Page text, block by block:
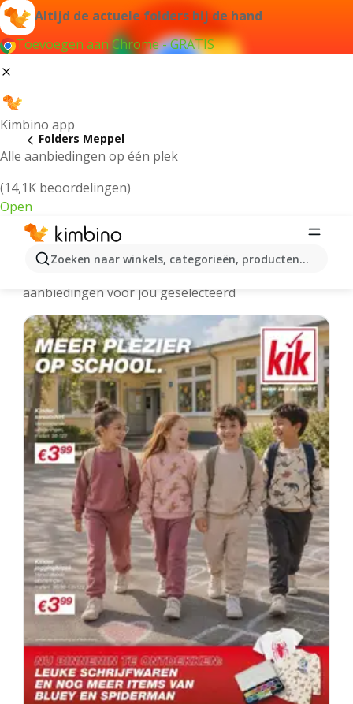
Altijd de actuele folders bij de hand
Toevoegen aan Chrome - GRATIS
Kimbino app
Alle aanbiedingen op één plek
(14,1K beoordelingen)
Open
Zoeken naar winkels, categorieën, producten...
Folders Meppel
Meppel - Meest recente folders
aanbiedingen voor jou geselecteerd